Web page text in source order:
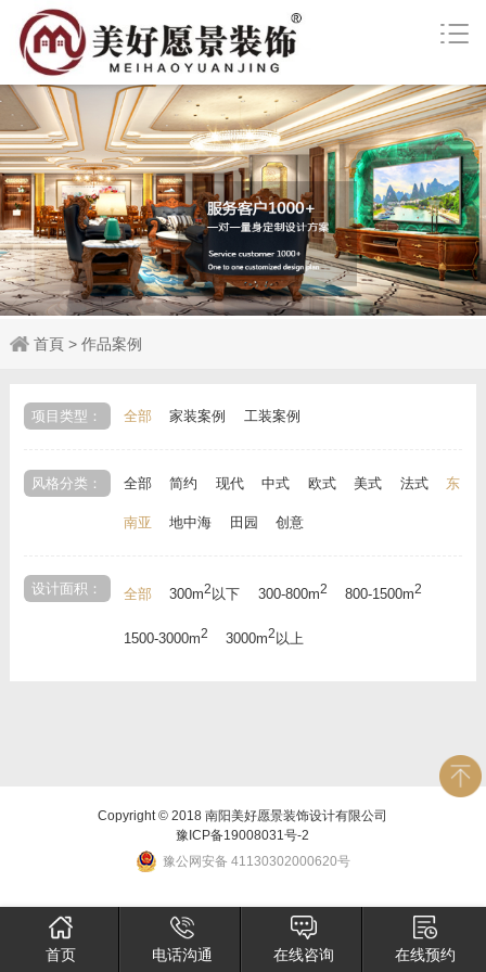
首頁> 作品案例
项目类型： 全部 家装案例 工装案例
风格分类： 全部 简约 现代 中式 欧式 美式 法式 东
南亚 地中海 田园 创意
设计面积： 全部 300m2 以下 300-800m2 800-1500m2
1500-3000m2 3000m2 以上
Copyright © 2018 南阳美好愿景装饰设计有限公司
豫ICP备19008031号-2
豫公网安备 41130302000620号
首页 电话沟通 在线咨询 在线预约
×